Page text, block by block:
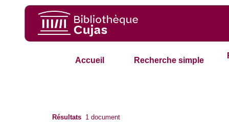
Accueil Recherche simple
Résultats 1 document